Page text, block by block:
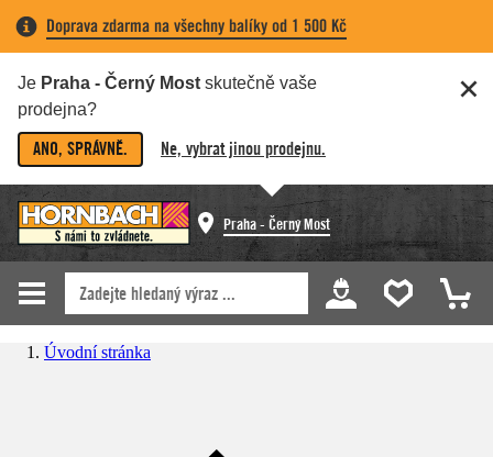
Doprava zdarma na všechny balíky od 1 500 Kč
Je Praha - Černý Most skutečně vaše
prodejna?
ANO, SPRÁVNĚ. Ne, vybrat jinou prodejnu.
Praha - Černý Most
Úvodní stránka